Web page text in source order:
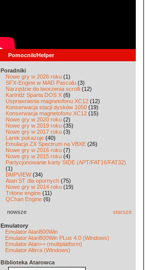
Pomocnik/Helper
Poradniki
Nowe gry w 2026 roku (1)
SFX-Engine w MAD Pascalu (3)
Narzędzie do tworzenia scrolli (12)
Kartridż Sparta DOS X (6)
Usprawnienia magnetofonu XC12 (12)
Konserwacja stacji dysków 1050 (19)
Konserwacja magnetofonu XC12 (15)
Nowe gry w 2020 roku (2)
Nowe gry w 2019 roku (35)
Nowe gry w 2017 roku (3)
Larek pokazuje (40)
Emulacja ZX Spectrum na VBXE (26)
Nowe gry w 2016 roku (7)
Nowe gry w 2015 roku (4)
Partycjonowanie karty SIDE (APT/FAT16/FAT32)
(1)
BMPVIEW(34)
Atari ST dla opornych (75)
Nowe gry w 2014 roku (19)
Tritone engine (11)
QChan Engine (6)
nowsze starsze
Emulatory
Emulator Atari800Win
Emulator Atari800Win PLus 4.0 (Windows)
Emulator Atari++ (multiplatform)
Emulator Altirra (Windows)
Biblioteka Atarowca